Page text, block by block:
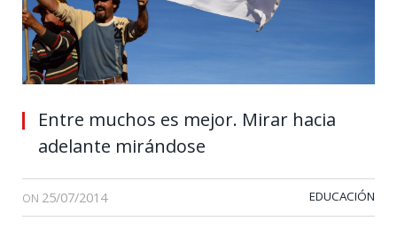
Entre muchos es mejor. Mirar hacia
adelante mirándose
ON 25/07/2014 EDUCACIÓN